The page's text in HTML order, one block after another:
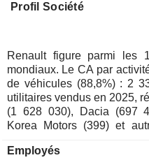
Hong Kong
Profil Société
Renault figure parmi les
mondiaux. Le CA par activité
de véhicules (88,8%) : 2
utilitaires vendus en 2025,
(1 628 030), Dacia (697
Korea Motors (399) et autres (2
(achat, location, crédit-
Employés